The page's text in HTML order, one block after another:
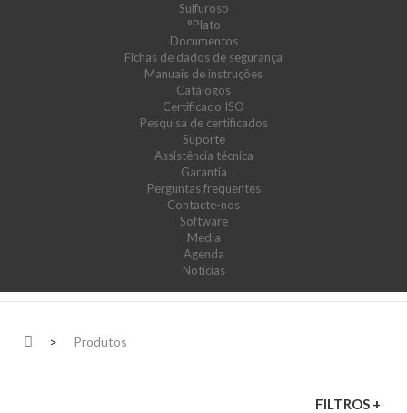
Sulfuroso
°Plato
Documentos
Fichas de dados de segurança
Manuais de instruções
Catálogos
Certificado ISO
Pesquisa de certificados
Suporte
Assistência técnica
Garantia
Perguntas frequentes
Contacte-nos
Software
Media
Agenda
Notícias
> Produtos
FILTROS +